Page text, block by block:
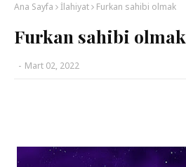
Ana Sayfa İlahiyat Furkan sahibi olmak
Furkan sahibi olmak
- Mart 02, 2022